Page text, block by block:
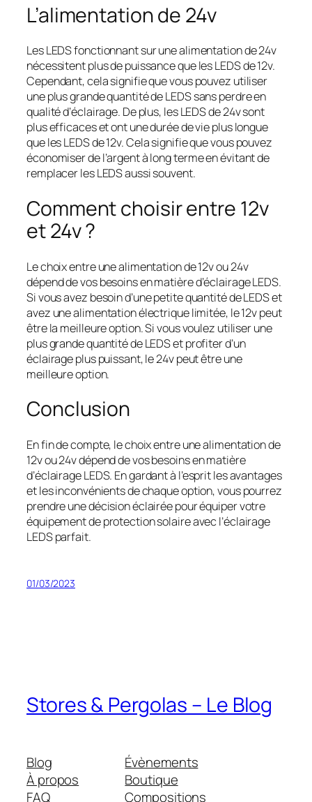
L’alimentation de 24v
Les LEDS fonctionnant sur une alimentation de 24v
nécessitent plus de puissance que les LEDS de 12v.
Cependant, cela signifie que vous pouvez utiliser
une plus grande quantité de LEDS sans perdre en
qualité d’éclairage. De plus, les LEDS de 24v sont
plus efficaces et ont une durée de vie plus longue
que les LEDS de 12v. Cela signifie que vous pouvez
économiser de l’argent à long terme en évitant de
remplacer les LEDS aussi souvent.
Comment choisir entre 12v
et 24v ?
Le choix entre une alimentation de 12v ou 24v
dépend de vos besoins en matière d’éclairage LEDS.
Si vous avez besoin d’une petite quantité de LEDS et
avez une alimentation électrique limitée, le 12v peut
être la meilleure option. Si vous voulez utiliser une
plus grande quantité de LEDS et profiter d’un
éclairage plus puissant, le 24v peut être une
meilleure option.
Conclusion
En fin de compte, le choix entre une alimentation de
12v ou 24v dépend de vos besoins en matière
d’éclairage LEDS. En gardant à l’esprit les avantages
et les inconvénients de chaque option, vous pourrez
prendre une décision éclairée pour équiper votre
équipement de protection solaire avec l’éclairage
LEDS parfait.
01/03/2023
Stores & Pergolas – Le Blog
Blog
À propos
FAQ
Évènements
Boutique
Compositions